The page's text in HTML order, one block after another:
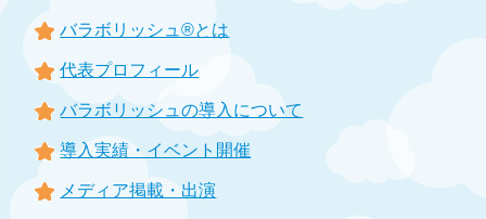
バラボリッシュ®とは
代表プロフィール
バラボリッシュの導入について
導入実績・イベント開催
メディア掲載・出演